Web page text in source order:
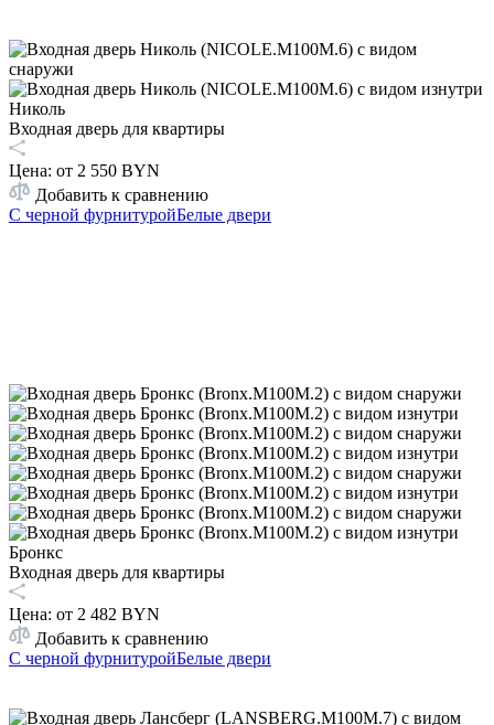
Николь
Входная дверь для квартиры
Цена: от 2 550 BYN
Добавить к сравнению
С черной фурнитуройБелые двери
Бронкс
Входная дверь для квартиры
Цена: от 2 482 BYN
Добавить к сравнению
С черной фурнитуройБелые двери